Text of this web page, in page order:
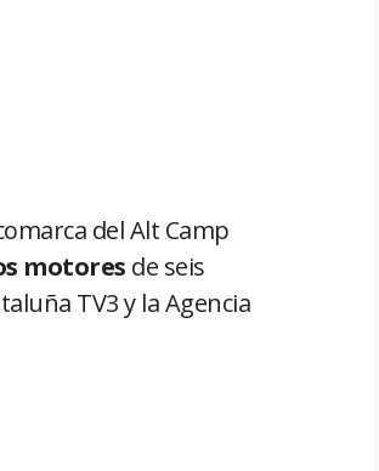
del Alt Camp
motores de seis
TV3 y la Agencia